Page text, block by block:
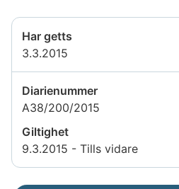
Har getts
3.3.2015
Diarienummer
A38/200/2015
Giltighet
9.3.2015 - Tills vidare